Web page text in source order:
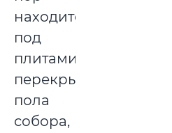
находится
под
плитами
перекрытия
пола
собора,